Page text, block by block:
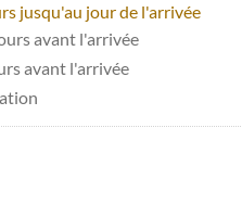
jusqu'au jour de l'arrivée
avant l'arrivée
avant l'arrivée